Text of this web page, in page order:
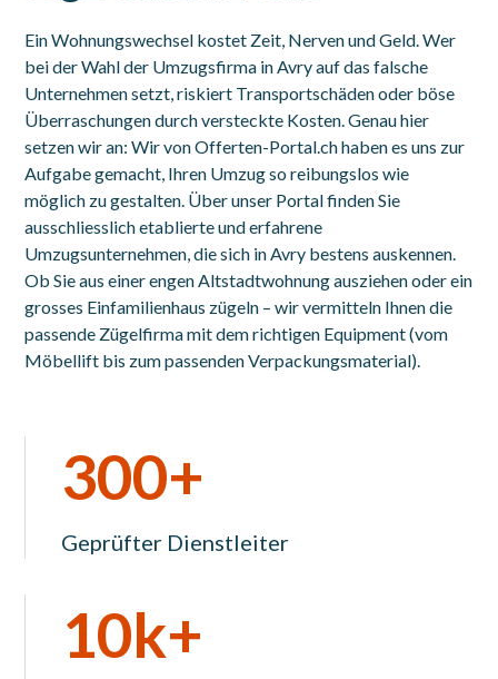
Ein Wohnungswechsel kostet Zeit, Nerven und Geld. Wer
bei der Wahl der Umzugsfirma in Avry auf das falsche
Unternehmen setzt, riskiert Transportschäden oder böse
Überraschungen durch versteckte Kosten. Genau hier
setzen wir an: Wir von Offerten-Portal.ch haben es uns zur
Aufgabe gemacht, Ihren Umzug so reibungslos wie
möglich zu gestalten. Über unser Portal finden Sie
ausschliesslich etablierte und erfahrene
Umzugsunternehmen, die sich in Avry bestens auskennen.
Ob Sie aus einer engen Altstadtwohnung ausziehen oder ein
grosses Einfamilienhaus zügeln – wir vermitteln Ihnen die
passende Zügelfirma mit dem richtigen Equipment (vom
Möbellift bis zum passenden Verpackungsmaterial).
300+
Geprüfter Dienstleiter
10k+